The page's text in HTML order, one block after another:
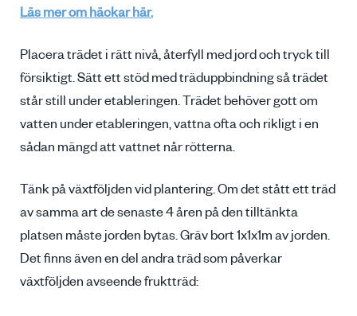
Läs mer om häckar här.
Placera trädet i rätt nivå, återfyll med jord och tryck till
försiktigt. Sätt ett stöd med träduppbindning så trädet
står still under etableringen. Trädet behöver gott om
vatten under etableringen, vattna ofta och rikligt i en
sådan mängd att vattnet når rötterna.
Tänk på växtföljden vid plantering. Om det stått ett träd
av samma art de senaste 4 åren på den tilltänkta
platsen måste jorden bytas. Gräv bort 1x1x1m av jorden.
Det finns även en del andra träd som påverkar
växtföljden avseende fruktträd: